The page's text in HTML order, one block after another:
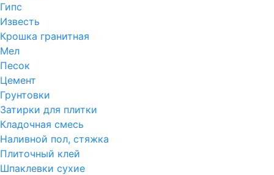
Гипс
Известь
Крошка гранитная
Мел
Песок
Цемент
Грунтовки
Затирки для плитки
Кладочная смесь
Наливной пол, стяжка
Плиточный клей
Шпаклевки сухие